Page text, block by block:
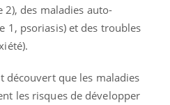
des maladies auto-
1, psoriasis) et des troubles
découvert que les maladies
les risques de développer